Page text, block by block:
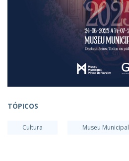
TÓPICOS
Cultura Museu Municipal